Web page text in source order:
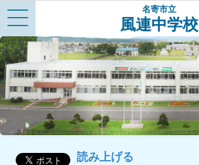
名寄市立
風連中学校
Menu
読み上げる